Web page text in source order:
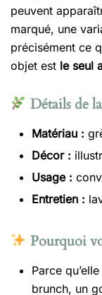
peuvent
marqué, une
précisément ce
objet est le seul
Détails de
Matériau :
Décor :
Usage :
Entretien :
Pourquoi
Parce
brunch, un